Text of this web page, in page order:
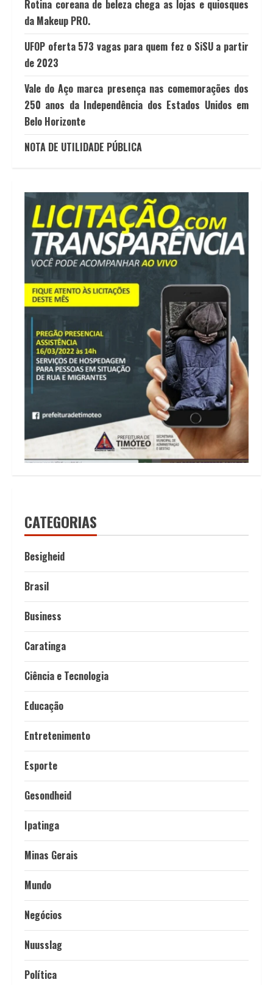
Rotina coreana de beleza chega as lojas e quiosques
da Makeup PRO.
UFOP oferta 573 vagas para quem fez o SiSU a partir
de 2023
Vale do Aço marca presença nas comemorações dos
250 anos da Independência dos Estados Unidos em
Belo Horizonte
NOTA DE UTILIDADE PÚBLICA
CATEGORIAS
Besigheid
Brasil
Business
Caratinga
Ciência e Tecnologia
Educação
Entretenimento
Esporte
Gesondheid
Ipatinga
Minas Gerais
Mundo
Negócios
Nuusslag
Política